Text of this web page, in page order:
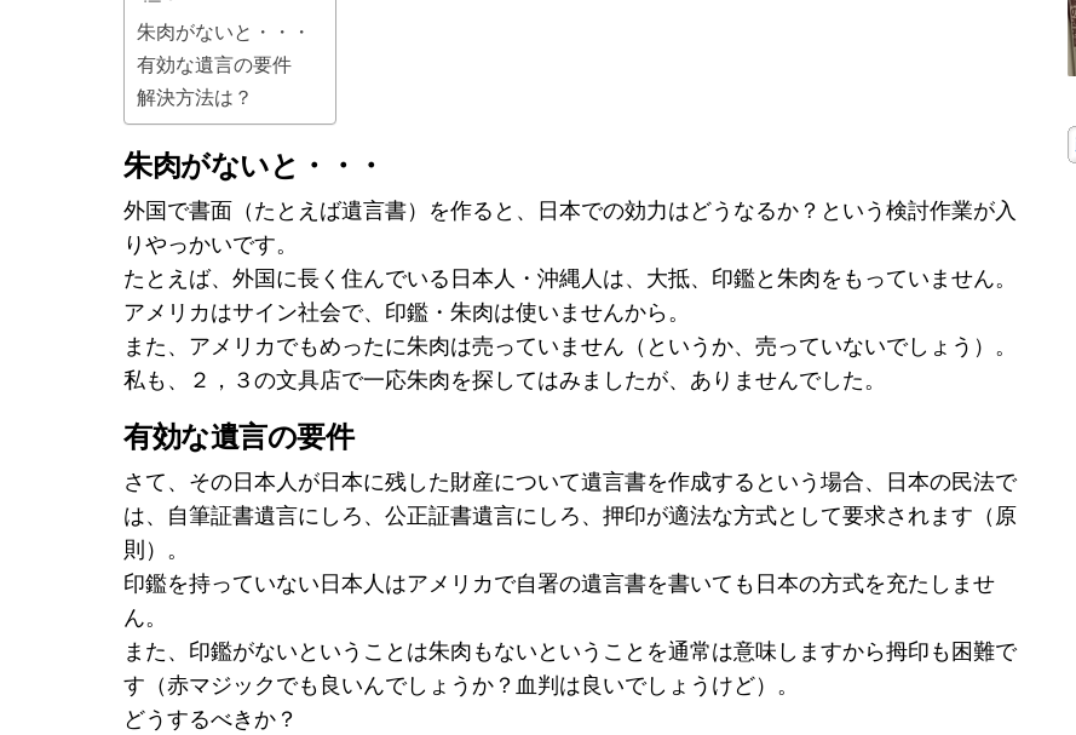
朱肉がないと・・・
有効な遺言の要件
解決方法は？
朱肉がないと・・・
外国で書面（たとえば遺言書）を作ると、日本での効力はどうなるか？という検討作業が入
りやっかいです。
たとえば、外国に長く住んでいる日本人・沖縄人は、大抵、印鑑と朱肉をもっていません。
アメリカはサイン社会で、印鑑・朱肉は使いませんから。
また、アメリカでもめったに朱肉は売っていません（というか、売っていないでしょう）。
私も、２，３の文具店で一応朱肉を探してはみましたが、ありませんでした。
有効な遺言の要件
さて、その日本人が日本に残した財産について遺言書を作成するという場合、日本の民法で
は、自筆証書遺言にしろ、公正証書遺言にしろ、押印が適法な方式として要求されます（原
則）。
印鑑を持っていない日本人はアメリカで自署の遺言書を書いても日本の方式を充たしませ
ん。
また、印鑑がないということは朱肉もないということを通常は意味しますから拇印も困難で
す（赤マジックでも良いんでしょうか？血判は良いでしょうけど）。
どうするべきか？